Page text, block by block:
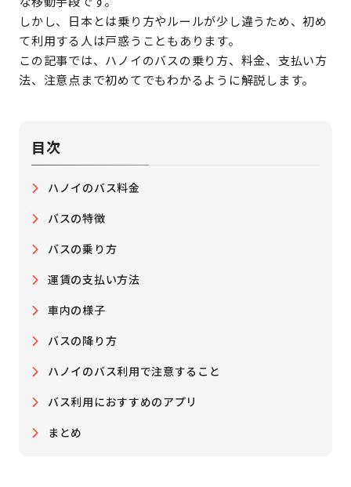
しかし、日本とは乗り方やルールが少し違うため、初め
て利用する人は戸惑うこともあります。
この記事では、ハノイのバスの乗り方、料金、支払い方
法、注意点まで初めてでもわかるように解説します。
目次
ハノイのバス料金
バスの特徴
バスの乗り方
運賃の支払い方法
車内の様子
バスの降り方
ハノイのバス利用で注意すること
バス利用におすすめのアプリ
まとめ